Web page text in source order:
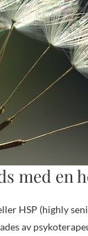
med en
HSP (highly
av